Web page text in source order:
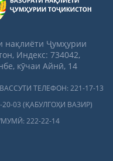
нақлиёти Ҷумҳурии
Индекс: 734042,
кӯчаи Айнӣ, 14
ТЕЛЕФОН: 221-17-13
03 (ҚАБУЛГОҲИ ВАЗИР)
222-22-14